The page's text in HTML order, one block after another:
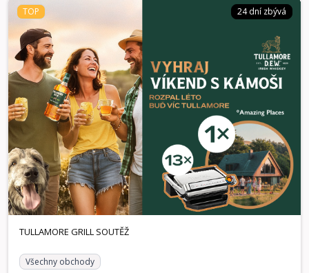
TOP 24 dní zbývá
TULLAMORE GRILL SOUTĚŽ
Všechny obchody
TOP
Všechny obchody
TULLAMORE GRILL SOUTĚŽ
Spojte se s přáteli, otevřete láhev legendární irské whiskey
a hrajte o ceny, které dají vašim společným momentům ten
správný přípitek stačí jednoduše zaregistrovat účtenku!
Vyhrát můžete hlavní cenu v podobě exkluzivního pobytu s
Amazing Places v hodnotě 25 000 Kč na výjimečném místě,
stylové chatě nebo designovém hotelu. Ve hře je také 13
kontaktních grilů Tefal pro rychlou a snadnou přípravu
skvělého jídla, se kterými perfektně rozpálíte každé
zahradní setkání nebo pohodový večer doma, protože ty
nejlepší momenty vznikají, když jste spolu u dobrého jídla a
sklenky Tullamore.
Výhry:
1× Voucher Amazing Places v hodnotě 25.000 KČ, 13×